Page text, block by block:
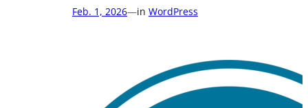
Feb. 1, 2026—in WordPress